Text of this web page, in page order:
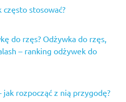
stosować?
do rzęs? Odżywka do rzęs,
– ranking odżywek do
rozpocząć z nią przygodę?